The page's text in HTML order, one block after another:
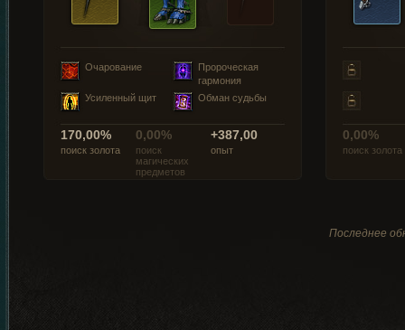
Очарование
Пророческая
гармония
Усиленный щит
Обман судьбы
170,00%
поиск золота
0,00%
поиск
магических
предметов
+387,00
опыт
0,00%
поиск золота
Последнее